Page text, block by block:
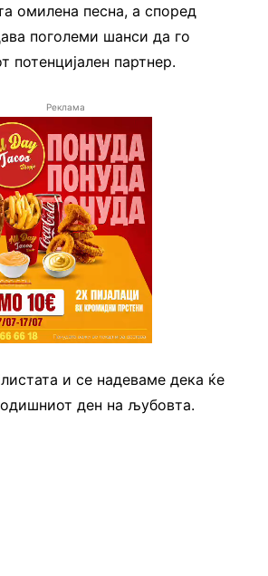
омилена песна, а според
поголеми шанси да го
потенцијален партнер.
Реклама
и се надеваме дека ќе
ден на љубовта.